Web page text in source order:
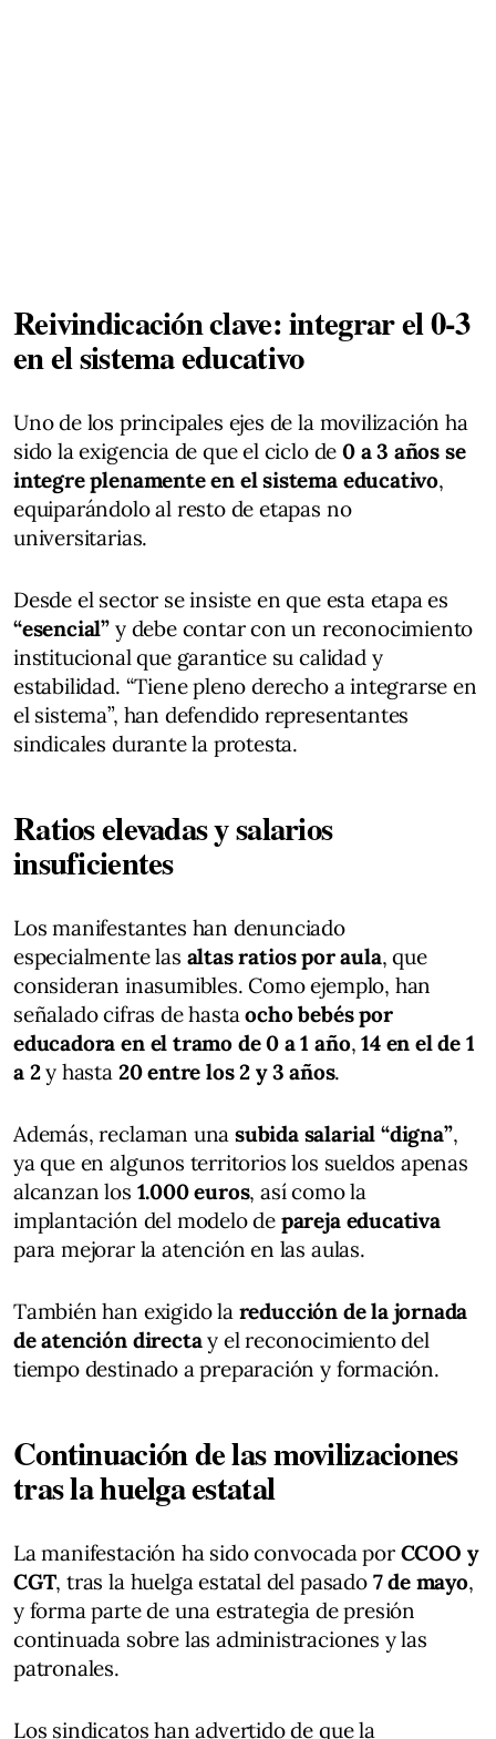
Reivindicación clave: integrar el 0-3
en el sistema educativo
Uno de los principales ejes de la movilización ha
sido la exigencia de que el ciclo de 0 a 3 años se
integre plenamente en el sistema educativo,
equiparándolo al resto de etapas no
universitarias.
Desde el sector se insiste en que esta etapa es
“esencial” y debe contar con un reconocimiento
institucional que garantice su calidad y
estabilidad. “Tiene pleno derecho a integrarse en
el sistema”, han defendido representantes
sindicales durante la protesta.
Ratios elevadas y salarios
insuficientes
Los manifestantes han denunciado
especialmente las altas ratios por aula, que
consideran inasumibles. Como ejemplo, han
señalado cifras de hastaocho bebés por
educadora en el tramo de 0 a 1 año,14 en el de 1
a 2y hasta 20 entre los 2 y 3 años.
Además, reclaman unasubida salarial “digna”,
ya que en algunos territorios los sueldos apenas
alcanzan los 1.000 euros, así como la
implantación del modelo de pareja educativa
para mejorar la atención en las aulas.
También han exigido la reducción de la jornada
de atención directay el reconocimiento del
tiempo destinado a preparación y formación.
Continuación de las movilizaciones
tras la huelga estatal
La manifestación ha sido convocada por CCOO y
CGT, tras la huelga estatal del pasado 7 de mayo,
y forma parte de una estrategia de presión
continuada sobre las administraciones y las
patronales.
Los sindicatos han advertido de que la